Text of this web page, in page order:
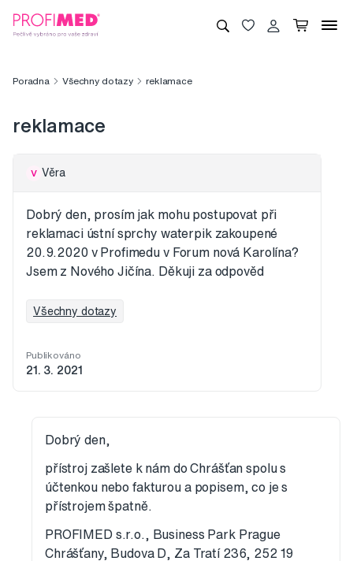
Poradna Všechny dotazy reklamace
reklamace
V Věra
Dobrý den, prosím jak mohu postupovat při
reklamaci ústní sprchy waterpik zakoupené
20.9.2020 v Profimedu v Forum nová Karolína?
Jsem z Nového Jičína. Děkuji za odpověd
Všechny dotazy
Publikováno
21. 3. 2021
Dobrý den,
přístroj zašlete k nám do Chrášťan spolu s
účtenkou nebo fakturou a popisem, co je s
přístrojem špatně.
PROFIMED s.r.o., Business Park Prague
Chrášťany, Budova D, Za Tratí 236, 252 19